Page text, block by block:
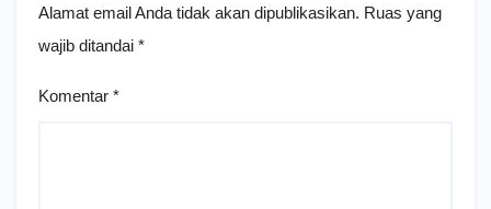
Alamat email Anda tidak akan dipublikasikan. Ruas yang
wajib ditandai *
Komentar *